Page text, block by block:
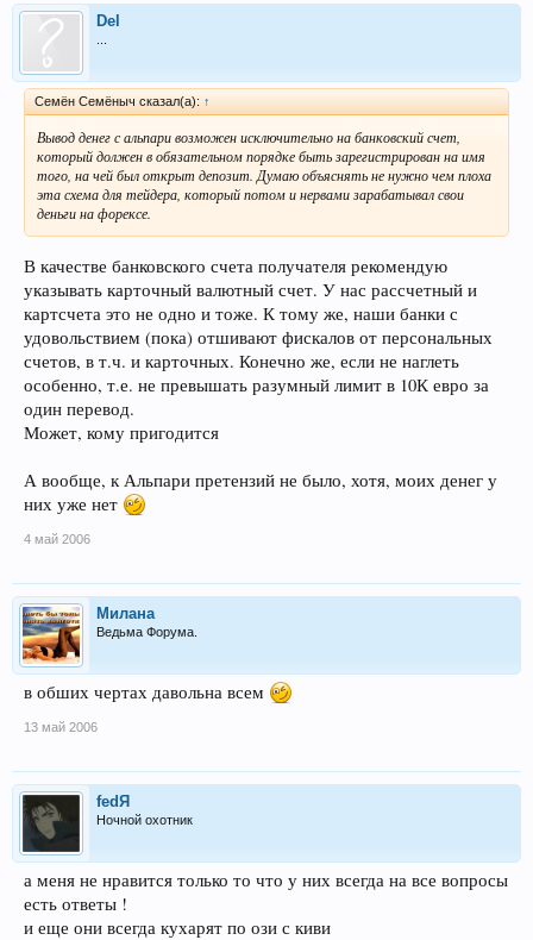
Del
Семён Семёныч сказал(а): ↑
Вывод денег с альпари возможен исключительно на банковский счет,
который должен в обязательном порядке быть зарегистрирован на имя
того, на чей был открыт депозит. Думаю объяснять не нужно чем плоха
эта схема для тейдера, который потом и нервами зарабатывал свои
деньги на форексе.
В качестве банковского счета получателя рекомендую
указывать карточный валютный счет. У нас рассчетный и
картсчета это не одно и тоже. К тому же, наши банки с
удовольствием (пока) отшивают фискалов от персональных
счетов, в т.ч. и карточных. Конечно же, если не наглеть
особенно, т.е. не превышать разумный лимит в 10К евро за
один перевод.
Может, кому пригодится
А вообще, к Альпари претензий не было, хотя, моих денег у
них уже нет
4 май 2006
Милана
Ведьма Форума.
в обших чертах давольна всем
13 май 2006
fedЯ
Ночной охотник
а меня не нравится только то что у них всегда на все вопросы
есть ответы !
и еще они всегда кухарят по ози с киви